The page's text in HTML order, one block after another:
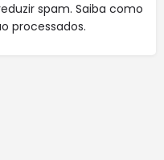
spam. Saiba como
processados.